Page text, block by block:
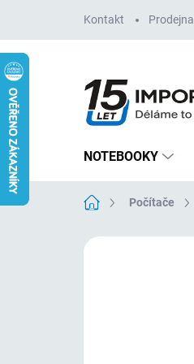
obsah
Kontakt Prodejna
NOTEBOOKY
Domů Počítače